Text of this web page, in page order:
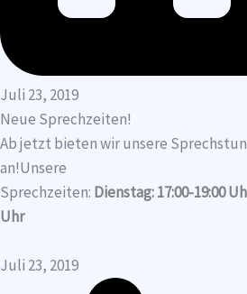
Juli 23, 2019
Neue Sprechzeiten!
Ab jetzt bieten wir unsere
an!Unsere
Sprechzeiten: Dienstag: 17:00-19:00
Uhr
Juli 23, 2019